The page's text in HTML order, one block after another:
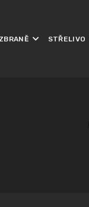
ZBRANĚ STŘELIVO